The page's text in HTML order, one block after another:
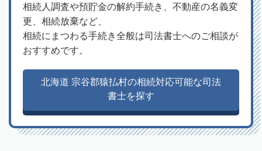
相続人調査や預貯金の解約手続き、不動産の名義変
更、相続放棄など、
相続にまつわる手続き全般は司法書士へのご相談が
おすすめです。
北海道 宗谷郡猿払村の相続対応可能な司法
書士を探す